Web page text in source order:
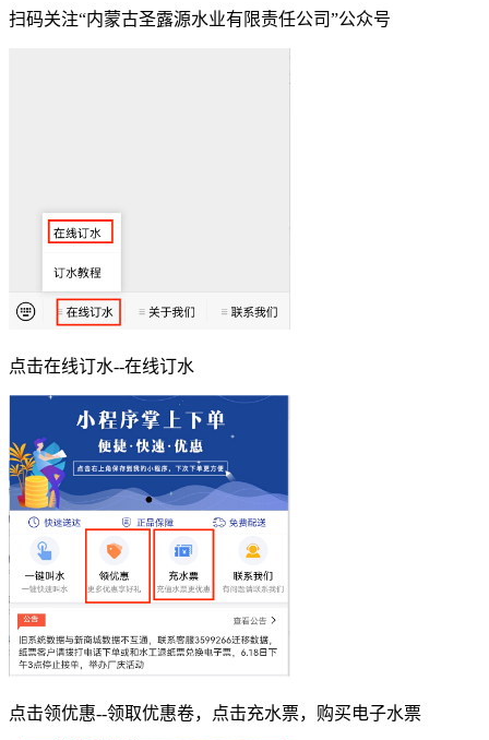
扫码关注“内蒙古圣露源水业有限责任公司”公众号
点击在线订水--在线订水
点击领优惠--领取优惠卷，点击充水票，购买电子水票